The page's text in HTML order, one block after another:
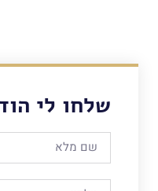
שלחו לי